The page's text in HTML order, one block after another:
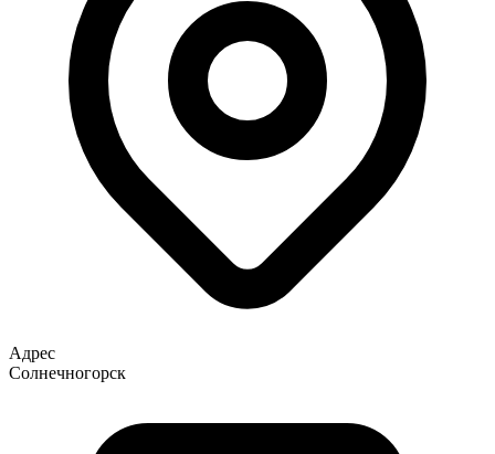
Адрес
Солнечногорск